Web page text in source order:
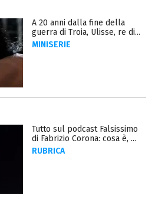
A 20 anni dalla fine della
guerra di Troia, Ulisse, re di...
MINISERIE
Tutto sul podcast Falsissimo
di Fabrizio Corona: cosa è, ...
RUBRICA